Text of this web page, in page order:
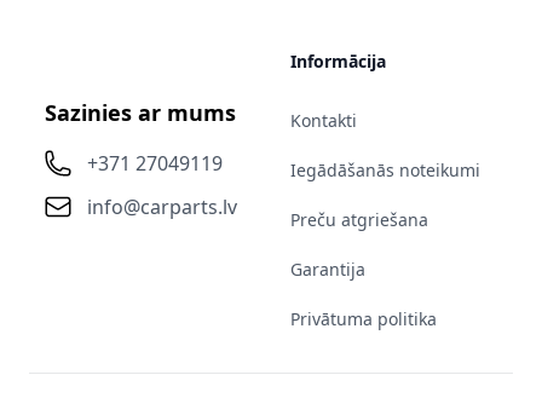
Sazinies ar mums
+371 27049119
info@carparts.lv
Informācija
Kontakti
Iegādāšanās noteikumi
Preču atgriešana
Garantija
Privātuma politika